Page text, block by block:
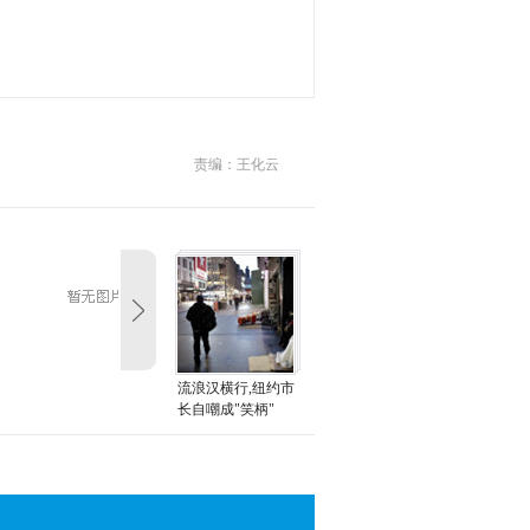
责编：王化云
流浪汉横行,纽约市
长自嘲成"笑柄"